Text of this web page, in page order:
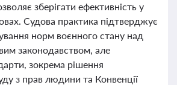
зберігати ефективність у
Судова практика підтверджує
норм воєнного стану над
законодавством, але
зокрема рішення
з прав людини та Конвенції